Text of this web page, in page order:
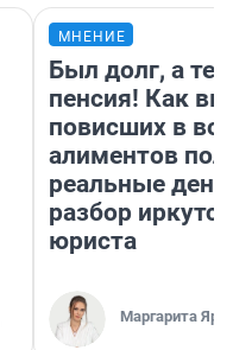
МНЕНИЕ
Был долг, а
пенсия! Как
повисших в
алиментов
реальные
разбор
юриста
Маргарита